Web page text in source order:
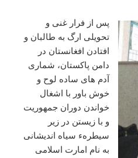
پس از فرار غنی و
تحویلی ارگ به طالبان و
افتادن افغانستان در
دامن پاکستان، شماری
آدم های ساده لوح و
خوش باور با اشغال
خواندن دوران جمهوریت
و با زیستن در زیر
سیطرهء سیاه اندیشانی
به نام امارت اسلامی